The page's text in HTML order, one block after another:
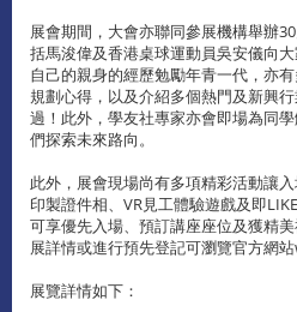
展會期間，大會亦聯同參展機構舉辦
括馬浚偉及香港桌球運動員吳安儀向
自己的親身的經歷勉勵年青一代，亦
規劃心得，以及介紹多個熱門及新興
過！此外，學友社專家亦會即場為同
們探索未來路向。
此外，展會現場尚有多項精彩活動讓
印製證件相、VR見工體驗遊戲及即
可享優先入場、預訂講座座位及獲精
展詳情或進行預先登記可瀏覽官方網
展覽詳情如下：